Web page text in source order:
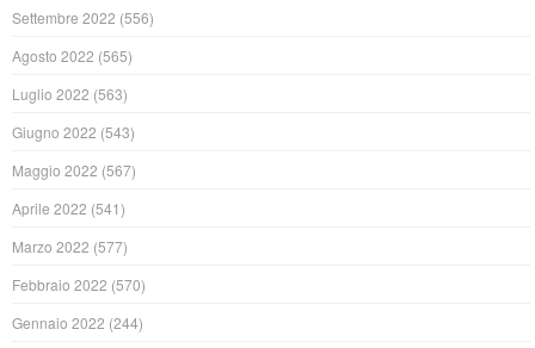
Settembre 2022 (556)
Agosto 2022 (565)
Luglio 2022 (563)
Giugno 2022 (543)
Maggio 2022 (567)
Aprile 2022 (541)
Marzo 2022 (577)
Febbraio 2022 (570)
Gennaio 2022 (244)